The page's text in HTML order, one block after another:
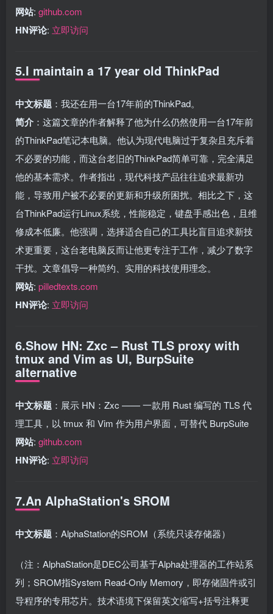
网站: github.com
HN评论: 立即访问
5.I maintain a 17 year old ThinkPad
中文标题 ：我还在用一台17年前的ThinkPad。
简介 ：这篇文章的作者解释了他为什么仍然使用一台17年前
的ThinkPad笔记本电脑。他认为现代电脑过于复杂且充斥着
不必要的功能，而这台老旧的ThinkPad简单可靠，完全满足
他的基本需求。作者指出，现代科技产品往往追求最新功
能，导致用户被不必要的更新和升级所困扰。相比之下，这
台ThinkPad运行Linux系统，性能稳定，键盘手感出色，且维
修成本低廉。他强调，选择适合自己的工具比盲目追求新技
术更重要，这台老电脑反而让他更专注于工作，减少了数字
干扰。文章倡导一种简约、实用的科技使用理念。
网站: pilledtexts.com
HN评论: 立即访问
6.Show HN: Zxc – Rust TLS proxy with
tmux and Vim as UI, BurpSuite
alternative
中文标题 ：展示 HN：Zxc —— 一款用 Rust 编写的 TLS 代
理工具，以 tmux 和 Vim 作为用户界面，可替代 BurpSuite
网站: github.com
HN评论: 立即访问
7.An AlphaStation's SROM
中文标题 ：AlphaStation的SROM（系统只读存储器）
（注：AlphaStation是DEC公司基于Alpha处理器的工作站系
列；SROM指System Read-Only Memory，即存储固件或引
导程序的专用芯片。技术语境下保留英文缩写+括号注释更